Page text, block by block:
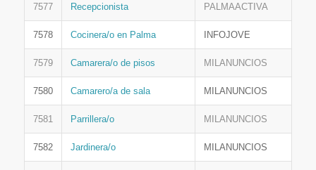
7577 Recepcionista PALMAACTIVA
7578 Cocinera/o en Palma INFOJOVE
7579 Camarera/o de pisos MILANUNCIOS
7580 Camarero/a de sala MILANUNCIOS
7581 Parrillera/o MILANUNCIOS
7582 Jardinera/o MILANUNCIOS